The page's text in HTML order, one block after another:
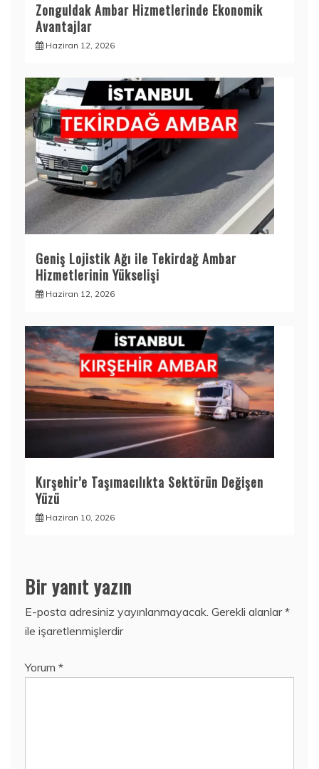
Zonguldak Ambar Hizmetlerinde Ekonomik
Avantajlar
Haziran 12, 2026
Geniş Lojistik Ağı ile Tekirdağ Ambar
Hizmetlerinin Yükselişi
Haziran 12, 2026
Kırşehir’e Taşımacılıkta Sektörün Değişen
Yüzü
Haziran 10, 2026
Bir yanıt yazın
E-posta adresiniz yayınlanmayacak. Gerekli alanlar*
ile işaretlenmişlerdir
Yorum *